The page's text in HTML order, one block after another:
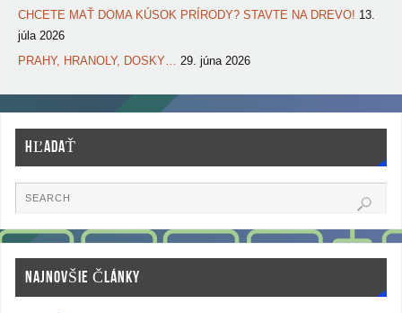
CHCETE MAŤ DOMA KÚSOK PRÍRODY? STAVTE NA DREVO! 13.
júla 2026
PRAHY, HRANOLY, DOSKY… 29. júna 2026
HĽADAŤ
NAJNOVŠIE ČLÁNKY